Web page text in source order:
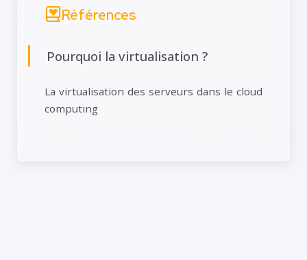
Références
Pourquoi la virtualisation ?
La virtualisation des serveurs dans le cloud
computing